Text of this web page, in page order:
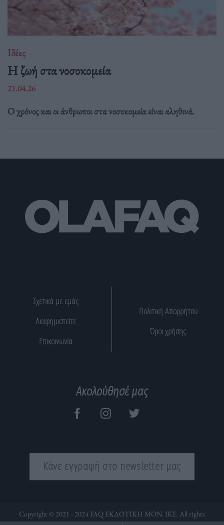
Ιδέες
Η ζωή στα νοσοκομεία
21.04.26
Ο χρόνος και οι άνθρωποι στα νοσοκομεία είναι αληθινά.
Σχετικά με εμάς
Διαφημιστείτε
Επικοινωνία
Πολιτική Απορρήτου
Όροι χρήσης
Ακολούθησέ μας
Κάνε εγγραφή στο newsletter μας
Copyright © 2021 - 2024 FAQ ΕΚΔΟΤΙΚΗ ΜΟΝ. ΙΚΕ. All rights